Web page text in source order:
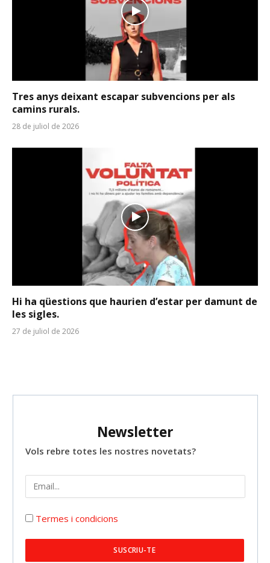
Tres anys deixant escapar subvencions per als
camins rurals.
28 de juliol de 2026
Hi ha qüestions que haurien d’estar per damunt de
les sigles.
27 de juliol de 2026
Newsletter
Vols rebre totes les nostres novetats?
Termes i condicions